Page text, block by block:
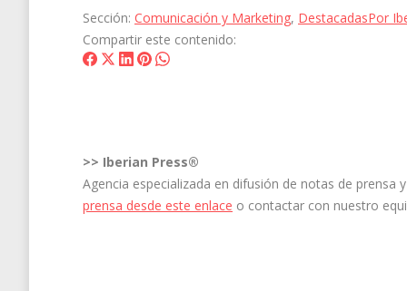
Sección: Comunicación y Marketing, DestacadasPor
Compartir este contenido:
ShareShareShare
ShareShare
>> Iberian Press®
Agencia especializada en difusión de notas de
prensa desde este enlace o contactar con nuestro